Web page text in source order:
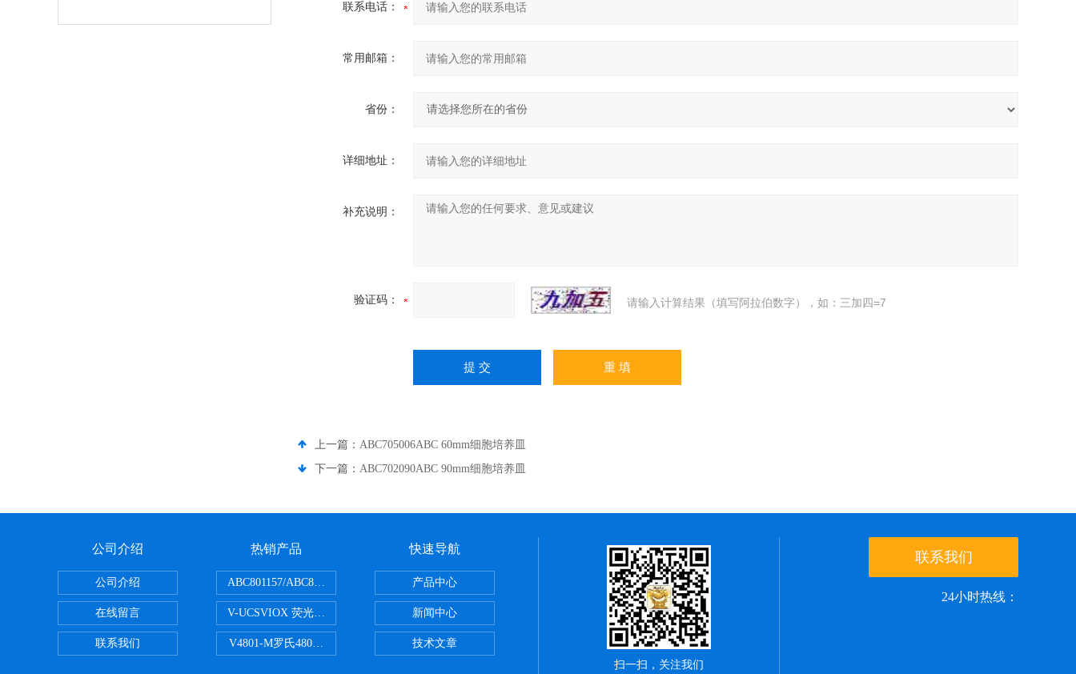
联系电话：
常用邮箱：
省份：
详细地址：
补充说明：
验证码： 请输入计算结果（填写阿拉伯数字），如：三加四=7
上一篇： ABC705006ABC 60mm细胞培养皿
下一篇： ABC702090ABC 90mm细胞培养皿
公司介绍
公司介绍
在线留言
联系我们
热销产品
ABC801157/ABC801506ABC常规离心管
V-UCSVIOX 荧光定量封板膜
V4801-M罗氏480适配96孔板 PCR
快速导航
产品中心
新闻中心
技术文章
扫一扫，关注我们
联系我们
24小时热线：